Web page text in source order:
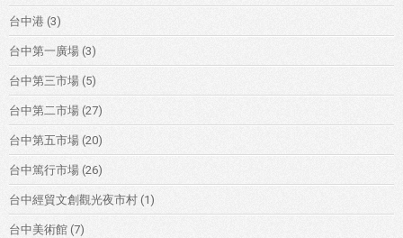
台中港 (3)
台中第一廣場 (3)
台中第三市場 (5)
台中第二市場 (27)
台中第五市場 (20)
台中篤行市場 (26)
台中經貿文創觀光夜市村 (1)
台中美術館 (7)